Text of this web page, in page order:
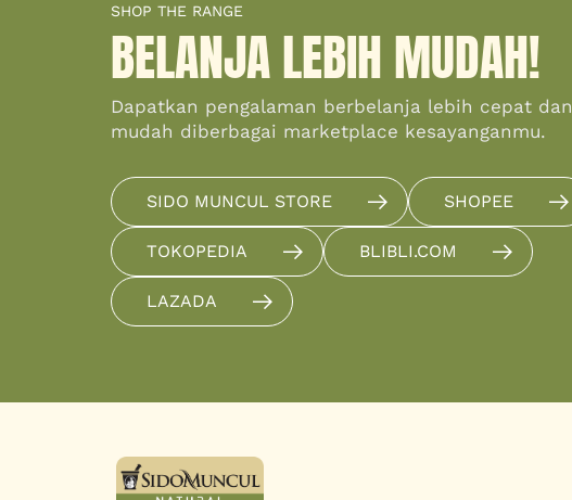
SHOP THE RANGE
BELANJA LEBIH MUDAH!
Dapatkan pengalaman berbelanja lebih cepat dan
mudah diberbagai marketplace kesayanganmu.
SIDO MUNCUL STORE SHOPEE
TOKOPEDIA BLIBLI.COM
LAZADA